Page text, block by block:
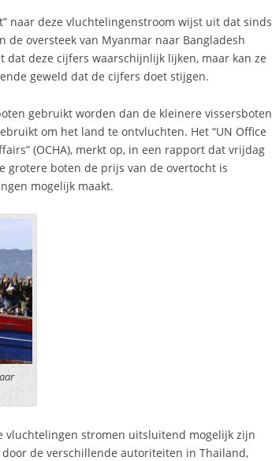
naar deze vluchtelingenstroom wijst uit dat sinds
de oversteek van Myanmar naar Bangladesh
dat deze cijfers waarschijnlijk lijken, maar kan ze
geweld dat de cijfers doet stijgen.
gebruikt worden dan de kleinere vissersboten
om het land te ontvluchten. Het “UN Office
(OCHA), merkt op, in een rapport dat vrijdag
grotere boten de prijs van de overtocht is
mogelijk maakt.
vluchtelingen stromen uitsluitend mogelijk zijn
de verschillende autoriteiten in Thailand,